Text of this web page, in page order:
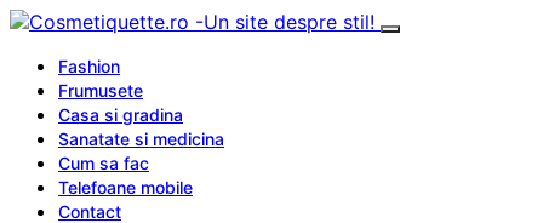
Fashion
Frumusete
Casa si gradina
Sanatate si medicina
Cum sa fac
Telefoane mobile
Contact